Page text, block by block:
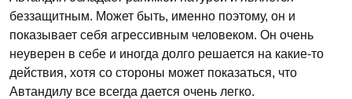
беззащитным. Может быть, именно поэтому, он и
показывает себя агрессивным человеком. Он очень
неуверен в себе и иногда долго решается на какие-то
действия, хотя со стороны может показаться, что
Автандилу все всегда дается очень легко.